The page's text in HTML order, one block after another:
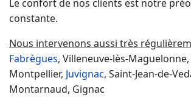
Le confort de nos clients est notre
constante.
Nous intervenons aussi très
Fabrègues, Villeneuve-lès-
Montpellier, Juvignac, Saint-Jean-de-
Montarnaud, Gignac